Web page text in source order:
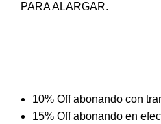
PARA ALARGAR.
10% Off abonando con
15% Off abonando en